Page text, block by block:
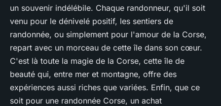
un souvenir indélébile. Chaque randonneur, qu'il soit
venu pour le dénivelé positif, les sentiers de
randonnée, ou simplement pour l'amour de la Corse,
repart avec un morceau de cette île dans son cœur.
C'est là toute la magie de la Corse, cette île de
beauté qui, entre mer et montagne, offre des
expériences aussi riches que variées. Enfin, que ce
soit pour une randonnée Corse, un achat